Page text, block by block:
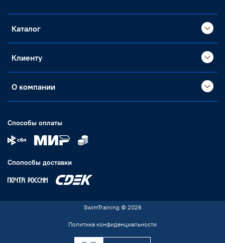
Каталог
Клиенту
О компании
Способы оплаты
Спопосбы доставки
SwimTraining © 2026
Политика конфиденциальности